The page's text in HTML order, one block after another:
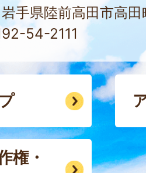
手県陸前高田市高田
54-2111
権・